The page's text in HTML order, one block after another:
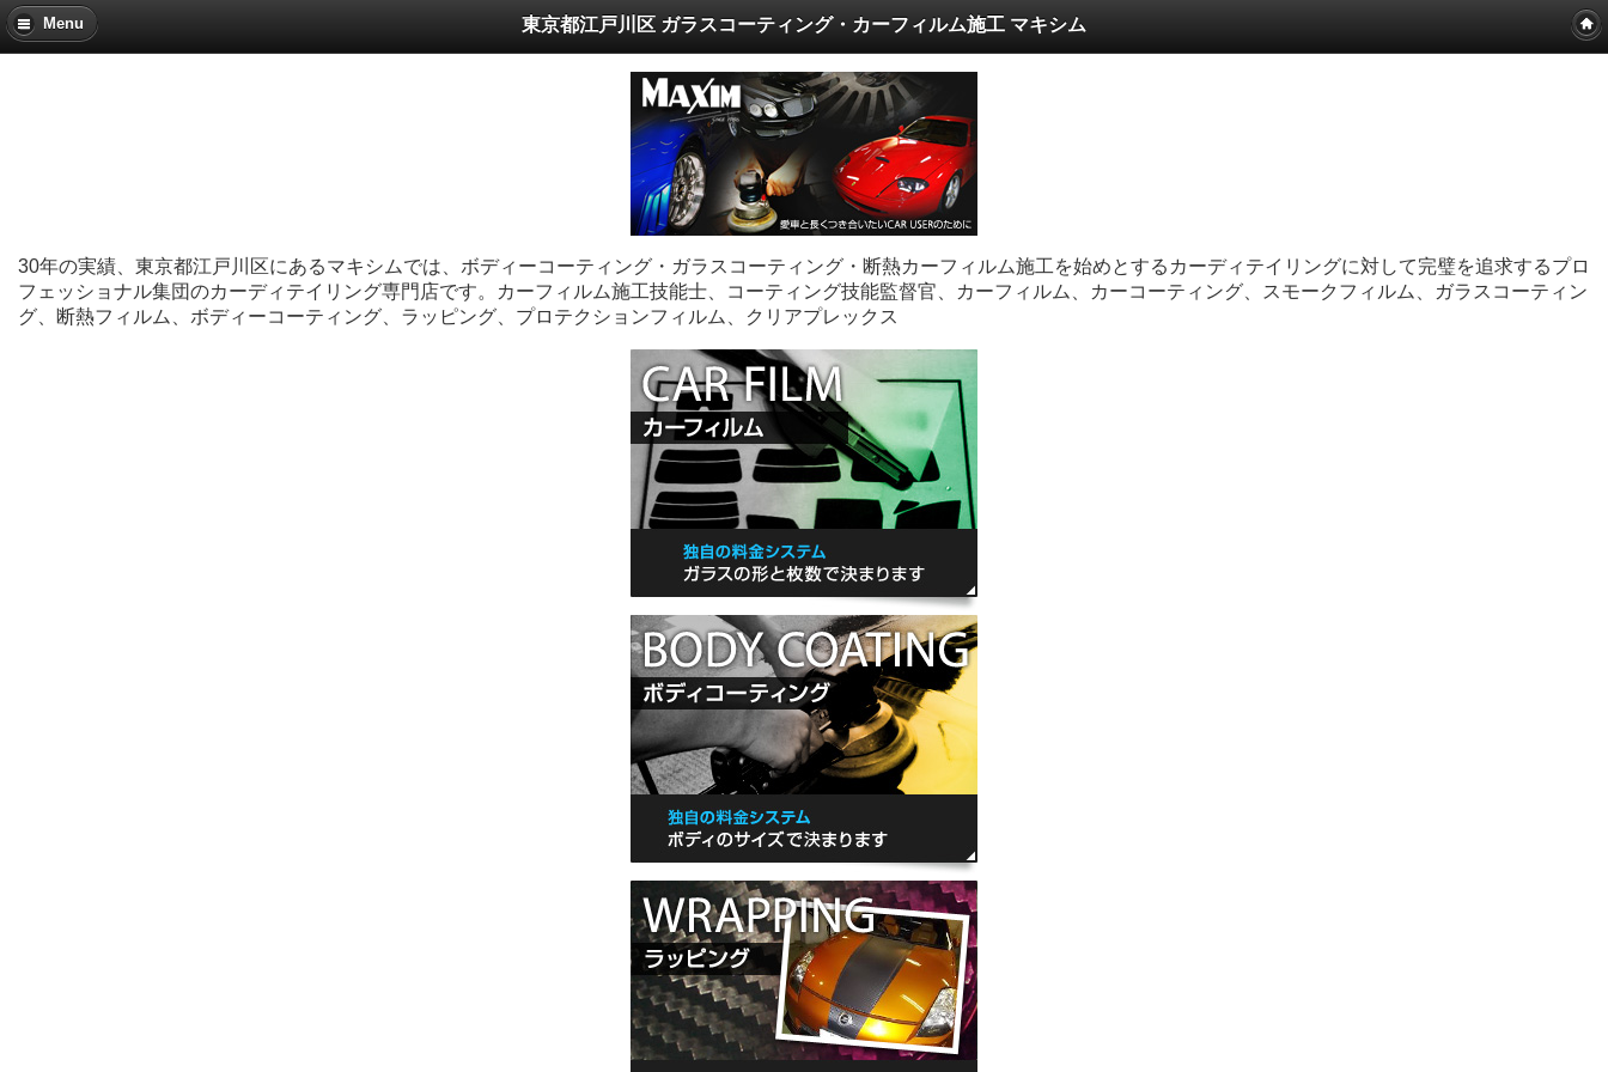
Menu 東京都江戸川区 ガラスコーティング・カーフィルム施工 マキシム
30年の実績、東京都江戸川区にあるマキシムでは、ボディーコーティング・ガラスコーティング・断熱カーフィルム施工を始めとするカーディテイリングに対して完璧を追求するプロ
フェッショナル集団のカーディテイリング専門店です。カーフィルム施工技能士、コーティング技能監督官、カーフィルム、カーコーティング、スモークフィルム、ガラスコーティン
グ、断熱フィルム、ボディーコーティング、ラッピング、プロテクションフィルム、クリアプレックス